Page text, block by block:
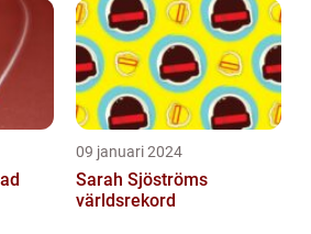
09 januari 2024
Sarah Sjöströms
världsrekord